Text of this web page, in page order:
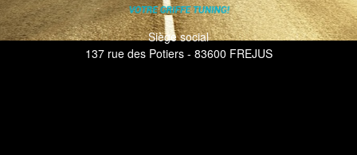
Siège social
137 rue des Potiers - 83600 FREJUS